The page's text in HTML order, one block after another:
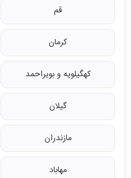
قم
کرمان
کهگیلویه و بویراحمد
گیلان
مازندران
مهاباد